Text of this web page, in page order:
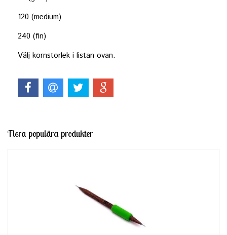
120 (medium)
240 (fin)
Välj kornstorlek i listan ovan.
Flera populära produkter